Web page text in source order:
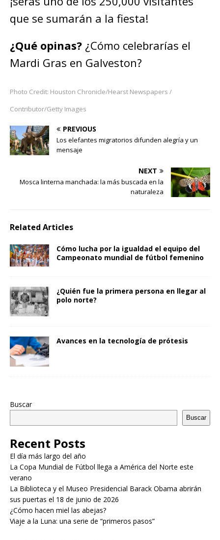
que se sumarán a la fiesta!
¿Qué opinas? ¿Cómo celebrarías el
Mardi Gras en Galveston?
Photo Credit: Houston Chronicle/Hearst Newspapers /
Contributor/Getty Images
PREVIOUS
Los elefantes migratorios difunden alegría y un
mensaje
NEXT
Mosca linterna manchada: la más buscada en la
naturaleza
Related Articles
Cómo lucha por la igualdad el equipo del
Campeonato mundial de fútbol femenino
¿Quién fue la primera persona en llegar al
polo norte?
Avances en la tecnología de prótesis
Buscar
Buscar
Recent Posts
El día más largo del año
La Copa Mundial de Fútbol llega a América del Norte este
verano
La Biblioteca y el Museo Presidencial Barack Obama abrirán
sus puertas el 18 de junio de 2026
¿Cómo hacen miel las abejas?
Viaje a la Luna: una serie de “primeros pasos”